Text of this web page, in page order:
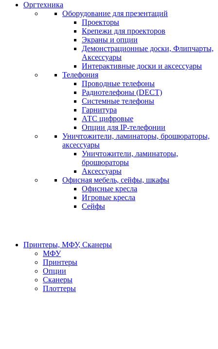
Оргтехника
Оборудование для презентаций
Проекторы
Крепежи для проекторов
Экраны и опции
Демонстрационные доски, Флипчарты,
Аксессуары
Интерактивные доски и аксессуары
Телефония
Проводные телефоны
Радиотелефоны (DECT)
Системные телефоны
Гарнитура
АТС цифровые
Опции для IP-телефонии
Уничтожители, ламинаторы, брошюраторы,
аксессуары
Уничтожители, ламинаторы,
брошюраторы
Аксессуары
Офисная мебель, сейфы, шкафы
Офисные кресла
Игровые кресла
Сейфы
Принтеры, МФУ, Сканеры
МФУ
Принтеры
Опции
Сканеры
Плоттеры